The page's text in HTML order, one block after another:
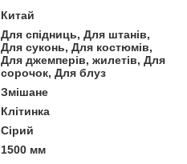
Китай
Для спідниць, Для штанів,
Для суконь, Для костюмів,
Для джемперів, жилетів, Для
сорочок, Для блуз
Змішане
Клітинка
Сірий
1500 мм